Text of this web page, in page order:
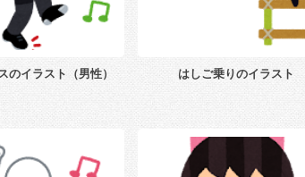
のイラスト（男性） はしご乗りのイラスト